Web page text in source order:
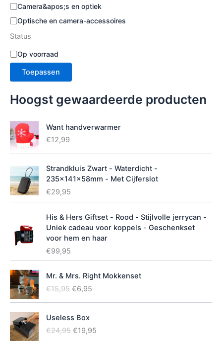
C
t
e
o
r
e
Camera&apos;s en optiek
Optische en camera-accessoires
Status
S
t
t
s
Op voorraad
Toepassen
Hoogst gewaardeerde producten
Want handverwarmer
€12,99
Strandkluis Zwart - Waterdicht -
235x141x58mm - Met Cijferslot
€29,95
His & Hers Giftset - Rood - Stijlvolle jerrycan -
Uniek cadeau voor koppels - Geschenkset
voor hem en haar
€99,95
Mr. & Mrs. Right Mokkenset
€15,95 O
s
p
€6,95H
i
Useless Box
€24,95 O
€19,95H